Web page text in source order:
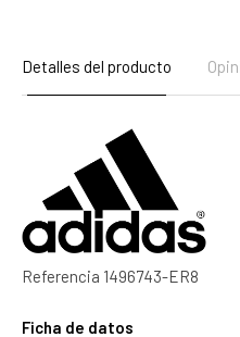
Detalles del producto
Referencia 1496743-ER8
Ficha de datos